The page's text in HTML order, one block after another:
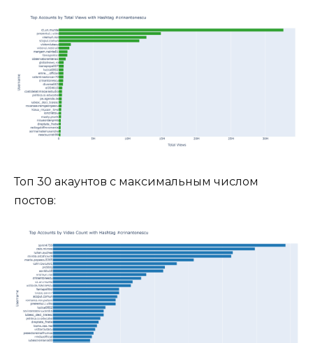
Топ 30 акаунтов с максимальным числом
постов: